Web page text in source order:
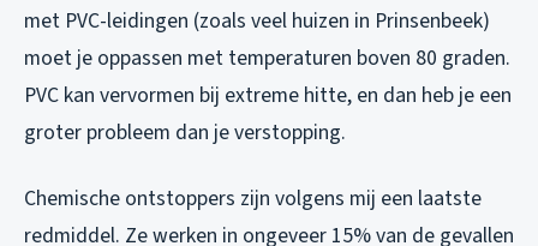
met PVC-leidingen (zoals veel huizen in Prinsenbeek)
moet je oppassen met temperaturen boven 80 graden.
PVC kan vervormen bij extreme hitte, en dan heb je een
groter probleem dan je verstopping.
Chemische ontstoppers zijn volgens mij een laatste
redmiddel. Ze werken in ongeveer 15% van de gevallen